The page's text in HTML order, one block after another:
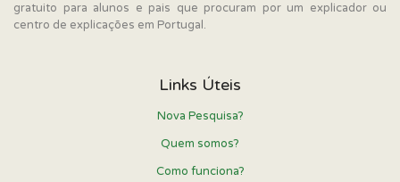
gratuito para alunos e pais que procuram por um explicador ou
centro de explicações em Portugal.
Links Úteis
Nova Pesquisa?
Quem somos?
Como funciona?